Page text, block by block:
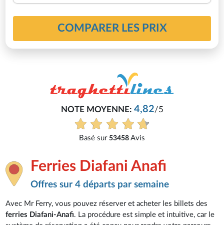
COMPARER LES PRIX
NOTE MOYENNE:4,82/5
Basé sur 53458 Avis
Ferries Diafani Anafi
Offres sur 4 départs par semaine
Avec Mr Ferry, vous pouvez réserver et acheter les billets des
ferries Diafani-Anafi. La procédure est simple et intuitive, car le